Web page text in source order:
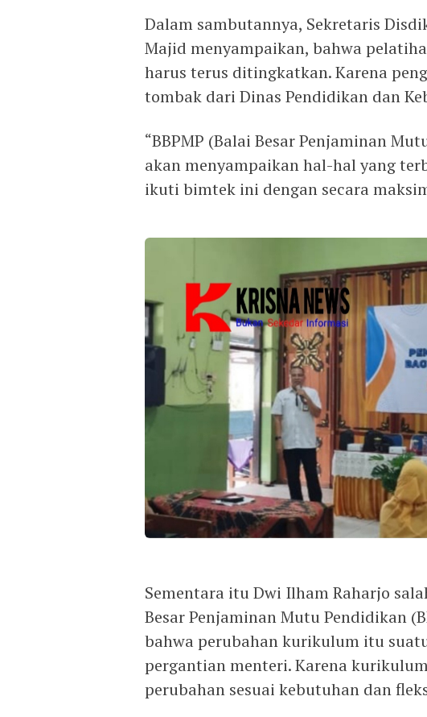
Dalam sambutannya, Sekretaris
Majid menyampaikan, bahwa
harus terus ditingkatkan. Karena
tombak dari Dinas Pendidikan dan
“BBPMP (Balai Besar Penjaminan
akan menyampaikan hal-hal yang
ikuti bimtek ini dengan secara
Sementara itu Dwi Ilham Raharjo
Besar Penjaminan Mutu Pendidikan
bahwa perubahan kurikulum itu
pergantian menteri. Karena
perubahan sesuai kebutuhan dan